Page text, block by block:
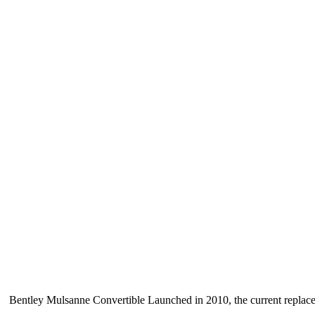
Bentley Mulsanne Convertible Launched in 2010, the current